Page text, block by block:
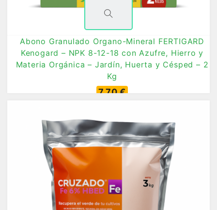
Abono Granulado Organo-Mineral FERTIGARD
Kenogard – NPK 8-12-18 con Azufre, Hierro y
Materia Orgánica – Jardín, Huerta y Césped – 2
Kg
7,70 €